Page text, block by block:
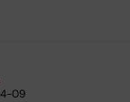
09